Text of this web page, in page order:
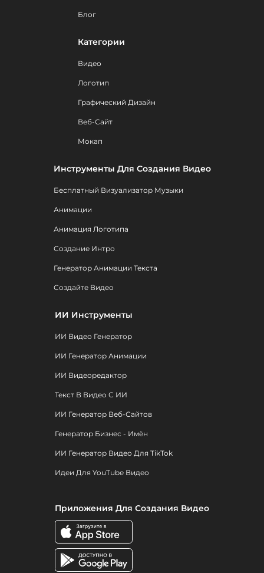
Блог
Категории
Видео
Логотип
Графический Дизайн
Веб-Сайт
Мокап
Инструменты Для Создания Видео
Бесплатный Визуализатор Музыки
Анимации
Анимация Логотипа
Создание Интро
Генератор Анимации Текста
Создайте Видео
ИИ Инструменты
ИИ Видео Генератор
ИИ Генератор Анимации
ИИ Видеоредактор
Текст В Видео С ИИ
ИИ Генератор Веб-Сайтов
Генератор Бизнес - Имён
ИИ Генератор Видео Для TikTok
Идеи Для YouTube Видео
Приложения Для Создания Видео